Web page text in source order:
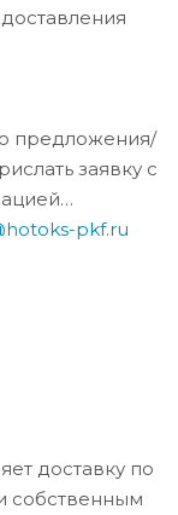
предложения/
заявку с
pkf.ru
доставку по
собственным